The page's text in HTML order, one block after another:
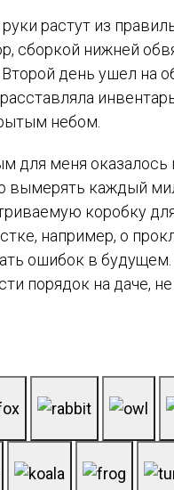
растут из
сборкой нижней
день ушел на
небом.
меня оказалось
вымерять каждый
коробку
например, о
ошибок в
порядок на даче,